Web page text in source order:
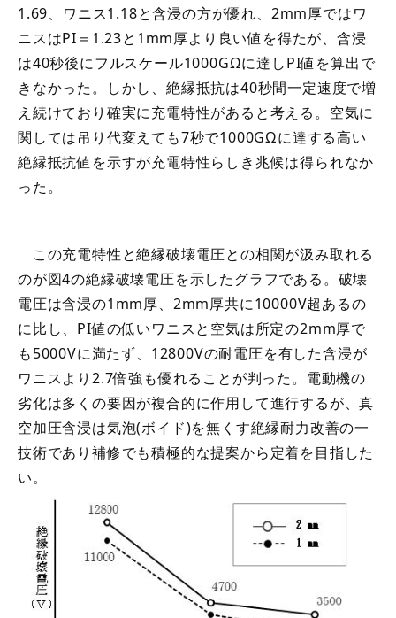
1.69、ワニス1.18と含浸の方が優れ、2mm厚ではワ
ニスはPI＝1.23と1mm厚より良い値を得たが、含浸
は40秒後にフルスケール1000GΩに達しPI値を算出で
きなかった。しかし、絶縁抵抗は40秒間一定速度で増
え続けており確実に充電特性があると考える。空気に
関しては吊り代変えても7秒で1000GΩに達する高い
絶縁抵抗値を示すが充電特性らしき兆候は得られなか
った。
この充電特性と絶縁破壊電圧との相関が汲み取れる
のが図4の絶縁破壊電圧を示したグラフである。破壊
電圧は含浸の1mm厚、2mm厚共に10000V超あるの
に比し、PI値の低いワニスと空気は所定の2mm厚で
も5000Vに満たず、12800Vの耐電圧を有した含浸が
ワニスより2.7倍強も優れることが判った。電動機の
劣化は多くの要因が複合的に作用して進行するが、真
空加圧含浸は気泡(ボイド)を無くす絶縁耐力改善の一
技術であり補修でも積極的な提案から定着を目指した
い。